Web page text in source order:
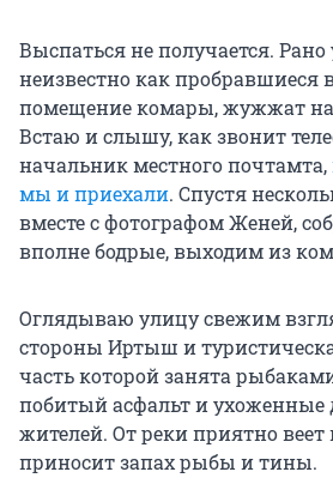
Выспаться не получается.
неизвестно как пробравшиеся
помещение комары, жужжат
Встаю и слышу, как звонит
начальник местного почтамта,
мы и приехали. Спустя
вместе с фотографом Женей,
вполне бодрые, выходим из
Оглядываю улицу свежим
стороны Иртыш и
часть которой занята
побитый асфальт и
жителей. От реки приятно веет
приносит запах рыбы и тины.